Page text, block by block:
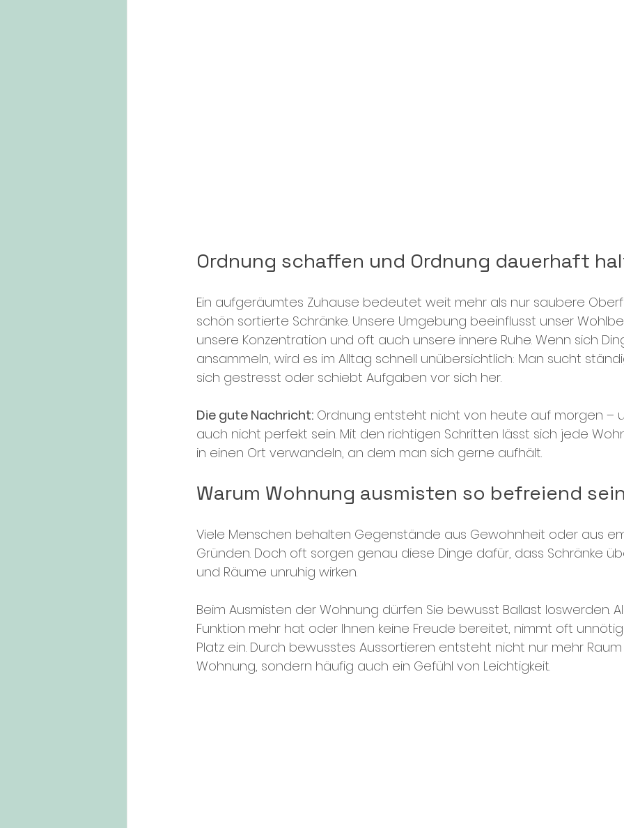
Ordnung schaffen und Ordnung dauerhaft
Ein aufgeräumtes Zuhause bedeutet weit mehr als nur saubere
schön sortierte Schränke. Unsere Umgebung beeinflusst unser
unsere Konzentration und oft auch unsere innere Ruhe. Wenn sich
ansammeln, wird es im Alltag schnell unübersichtlich: Man sucht
sich gestresst oder schiebt Aufgaben vor sich her.
Die gute Nachricht: Ordnung entsteht nicht von heute auf morgen –
auch nicht perfekt sein. Mit den richtigen Schritten lässt sich jede
in einen Ort verwandeln, an dem man sich gerne aufhält.
Warum Wohnung ausmisten so befreiend
Viele Menschen behalten Gegenstände aus Gewohnheit oder aus
Gründen. Doch oft sorgen genau diese Dinge dafür, dass Schränke
und Räume unruhig wirken.
Beim Ausmisten der Wohnung dürfen Sie bewusst Ballast loswerden.
Funktion mehr hat oder Ihnen keine Freude bereitet, nimmt oft
Platz ein. Durch bewusstes Aussortieren entsteht nicht nur mehr
Wohnung, sondern häufig auch ein Gefühl von Leichtigkeit.